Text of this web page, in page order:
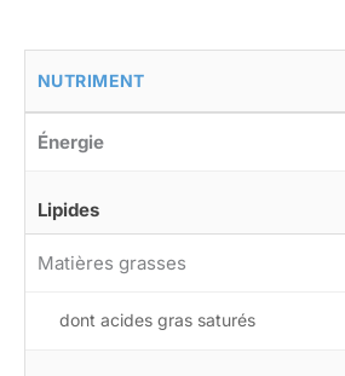
NUTRIMENT
Énergie
Lipides
Matières grasses
dont acides gras saturés